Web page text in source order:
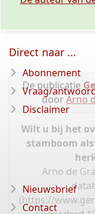
De publicatie
doorArno
Wilt u bij het
stamboom
Arno de
(https://
Direct naar ...
Abonnement
Vraag/
Disclaimer
Nieuwsbrief
Contact